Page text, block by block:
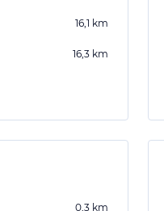
16,1 km
16,3 km
0,3 km